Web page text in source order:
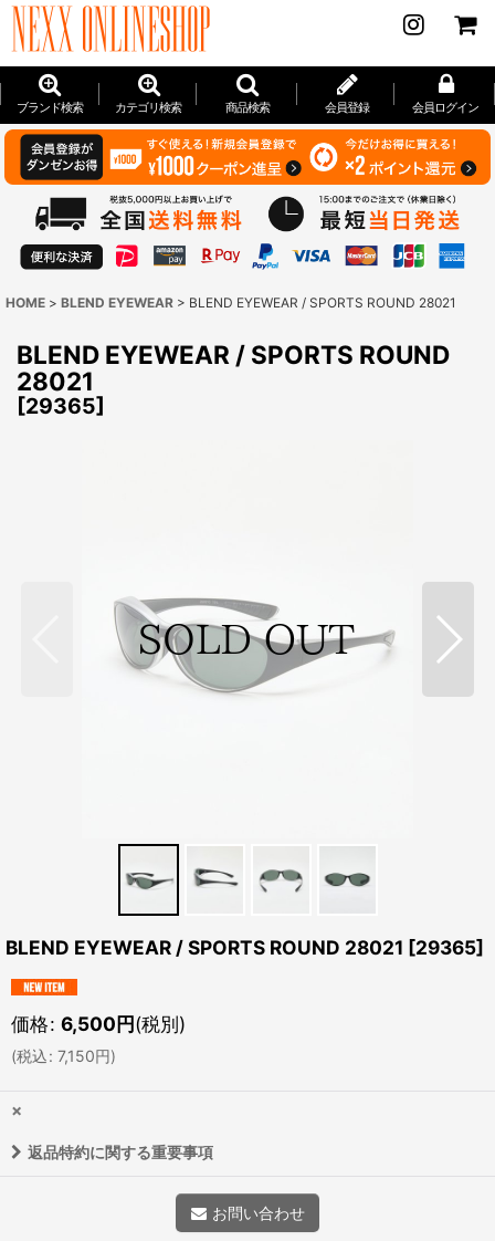
ブランド検索 カテゴリ検索 商品検索 会員登録 会員ログイン
HOME > BLEND EYEWEAR > BLEND EYEWEAR / SPORTS ROUND 28021
BLEND EYEWEAR / SPORTS ROUND
28021
[29365]
BLEND EYEWEAR / SPORTS ROUND 28021 [29365]
価格: 6,500円(税別)
(税込: 7,150円)
×
返品特約に関する重要事項
お問い合わせ